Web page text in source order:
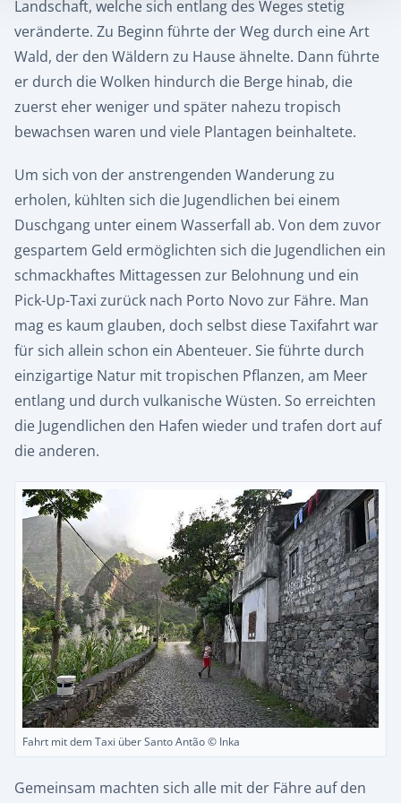
Landschaft, welche sich entlang des Weges stetig
veränderte. Zu Beginn führte der Weg durch eine Art
Wald, der den Wäldern zu Hause ähnelte. Dann führte
er durch die Wolken hindurch die Berge hinab, die
zuerst eher weniger und später nahezu tropisch
bewachsen waren und viele Plantagen beinhaltete.
Um sich von der anstrengenden Wanderung zu
erholen, kühlten sich die Jugendlichen bei einem
Duschgang unter einem Wasserfall ab. Von dem zuvor
gespartem Geld ermöglichten sich die Jugendlichen ein
schmackhaftes Mittagessen zur Belohnung und ein
Pick-Up-Taxi zurück nach Porto Novo zur Fähre. Man
mag es kaum glauben, doch selbst diese Taxifahrt war
für sich allein schon ein Abenteuer. Sie führte durch
einzigartige Natur mit tropischen Pflanzen, am Meer
entlang und durch vulkanische Wüsten. So erreichten
die Jugendlichen den Hafen wieder und trafen dort auf
die anderen.
Fahrt mit dem Taxi über Santo Antão © Inka
Gemeinsam machten sich alle mit der Fähre auf den